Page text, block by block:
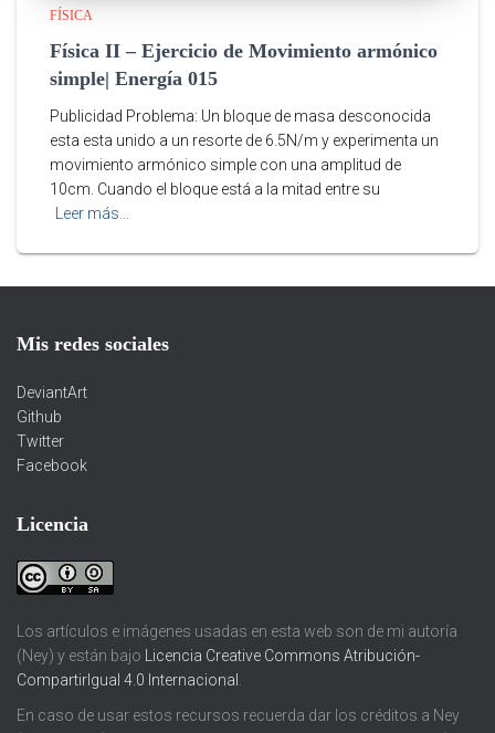
FÍSICA
Física II – Ejercicio de Movimiento armónico
simple| Energía 015
Publicidad Problema: Un bloque de masa desconocida
esta esta unido a un resorte de 6.5N/m y experimenta un
movimiento armónico simple con una amplitud de
10cm. Cuando el bloque está a la mitad entre su
Leer más…
Mis redes sociales
DeviantArt
Github
Twitter
Facebook
Licencia
Los artículos e imágenes usadas en esta web son de mi autoría
(Ney) y están bajo
Licencia Creative Commons Atribución-
CompartirIgual 4.0 Internacional
En caso de usar estos recursos recuerda dar los créditos a Ney